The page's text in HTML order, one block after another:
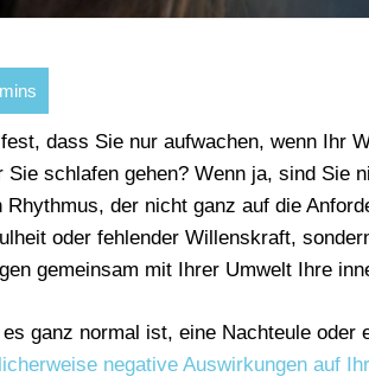
dass Sie nur aufwachen, wenn Ihr
Sie schlafen gehen? Wenn ja, sind Sie
Rhythmus, der nicht ganz auf die
oder fehlender Willenskraft,
gemeinsam mit Ihrer Umwelt Ihre
ganz normal ist, eine Nachteule oder
negative Auswirkungen auf